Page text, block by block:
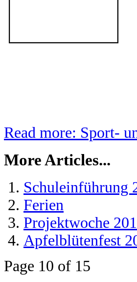
Read more: Sport-
More Articles...
Schuleinführung
Ferien
Projektwoche
Apfelblütenfest
Page 10 of 15